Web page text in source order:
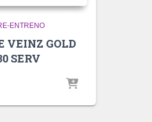
ENTRENO
VEINZ GOLD
SERV